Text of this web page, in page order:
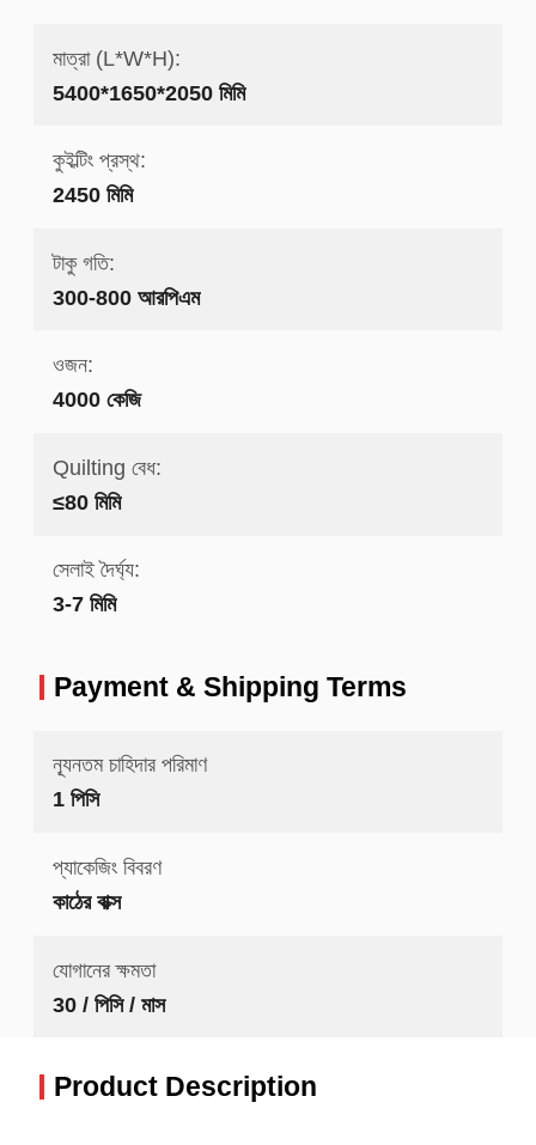
মাত্রা (L*W*H):
5400*1650*2050 মিমি
কুইল্টিং প্রস্থ:
2450 মিমি
টাকু গতি:
300-800 আরপিএম
ওজন:
4000 কেজি
Quilting বেধ:
≤80 মিমি
সেলাই দৈর্ঘ্য:
3-7 মিমি
Payment & Shipping Terms
ন্যূনতম চাহিদার পরিমাণ
1 পিসি
প্যাকেজিং বিবরণ
কাঠের বাক্স
যোগানের ক্ষমতা
30 / পিসি / মাস
Product Description